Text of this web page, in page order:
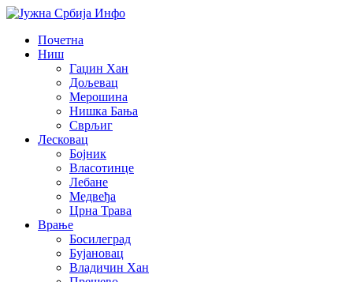
Почетна
Ниш
Гаџин Хан
Дољевац
Мерошина
Нишка Бања
Сврљиг
Лесковац
Бојник
Власотинце
Лебане
Медвеђа
Црна Трава
Врање
Босилеград
Бујановац
Владичин Хан